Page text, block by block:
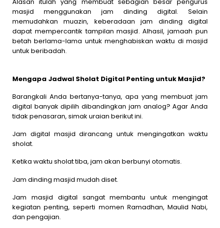
masjid menggunakan jam dinding digital. Selain
memudahkan muazin, keberadaan jam dinding digital
dapat mempercantik tampilan masjid. Alhasil, jamaah pun
betah berlama-lama untuk menghabiskan waktu di masjid
untuk beribadah.
Mengapa Jadwal Sholat Digital Penting untuk Masjid?
Barangkali Anda bertanya-tanya, apa yang membuat jam
digital banyak dipilih dibandingkan jam analog? Agar Anda
tidak penasaran, simak uraian berikut ini.
Jam digital masjid dirancang untuk mengingatkan waktu
sholat.
Ketika waktu sholat tiba, jam akan berbunyi otomatis.
Jam dinding masjid mudah diset.
Jam masjid digital sangat membantu untuk mengingat
kegiatan penting, seperti momen Ramadhan, Maulid Nabi,
dan pengajian.